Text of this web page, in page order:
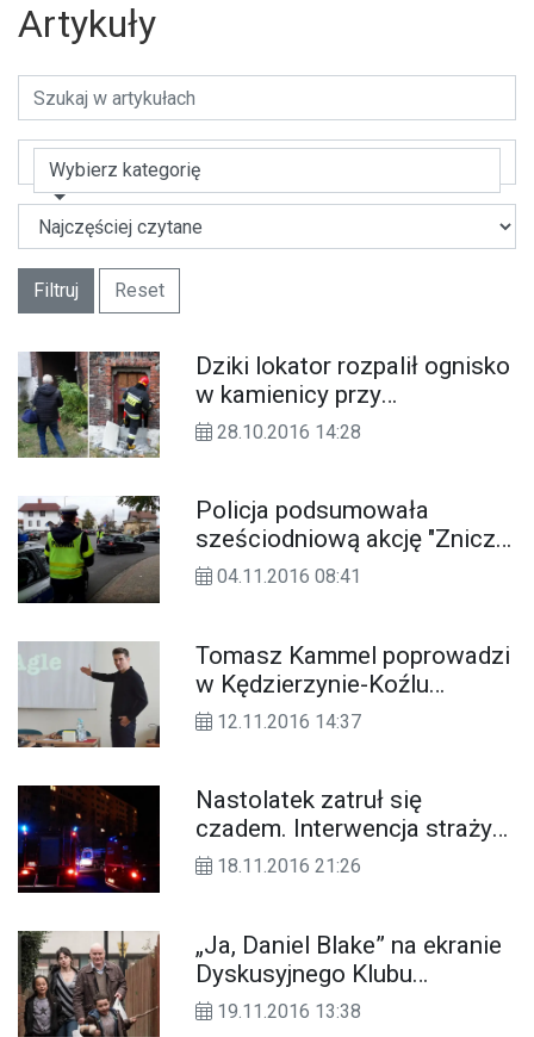
Artykuły
Wybierz kategorię
Filtruj Reset
Dziki lokator rozpalił ognisko
w kamienicy przy
Grunwaldzkiej.
28.10.2016 14:28
Policja podsumowała
sześciodniową akcję "Znicz
2016". W naszym powiecie
04.11.2016 08:41
Tomasz Kammel poprowadzi
w Kędzierzynie-Koźlu
bezpłatne szkolenie: "Jak
12.11.2016 14:37
Nastolatek zatruł się
czadem. Interwencja straży
pożarnej i pogotowia w
18.11.2016 21:26
„Ja, Daniel Blake” na ekranie
Dyskusyjnego Klubu
Filmowego w kinie Chemik
19.11.2016 13:38